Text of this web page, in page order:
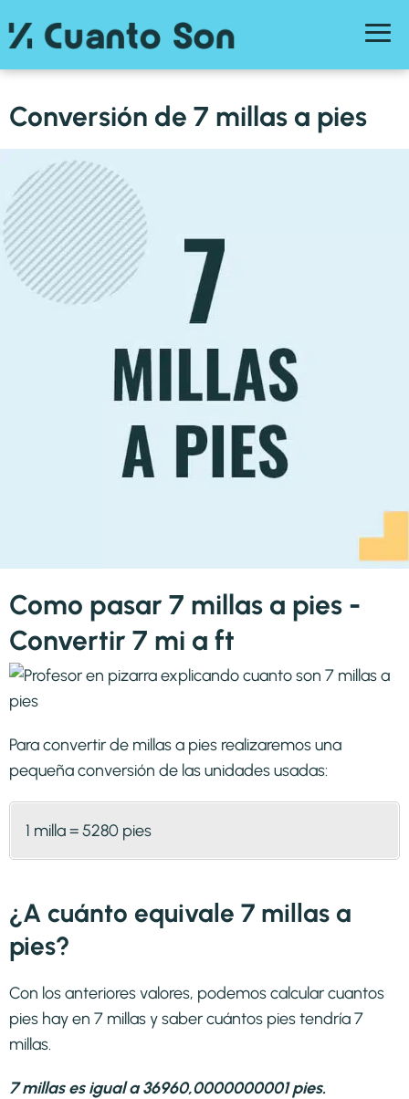
Conversión de 7 millas a pies
Como pasar 7 millas a pies -
Convertir 7 mi a ft
Para convertir de millas a pies realizaremos una
pequeña conversión de las unidades usadas:
1 milla = 5280 pies
¿A cuánto equivale 7 millas a
pies?
Con los anteriores valores, podemos calcular cuantos
pies hay en 7 millas y saber cuántos pies tendría 7
millas.
7 millas es igual a 36960,0000000001 pies.